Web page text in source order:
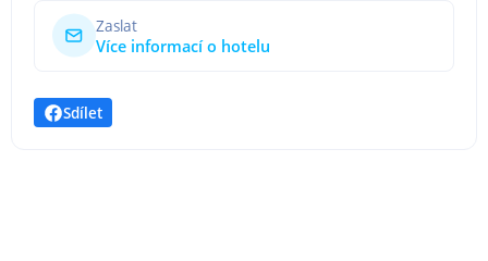
Zaslat
Více informací o hotelu
Sdílet